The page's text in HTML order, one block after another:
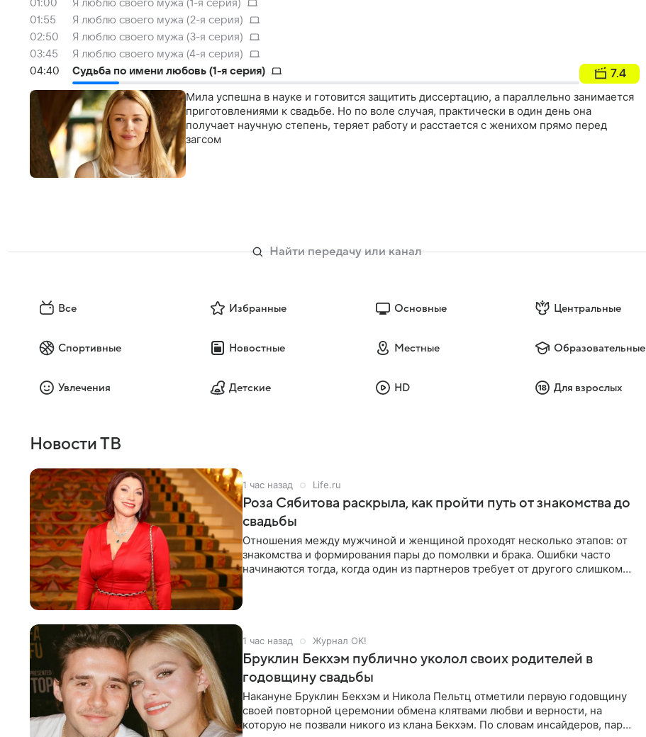
01:00
Я люблю своего мужа (1-я серия)
01:55
Я люблю своего мужа (2-я серия)
02:50
Я люблю своего мужа (3-я серия)
03:45
Я люблю своего мужа (4-я серия)
04:40
Судьба по имени любовь (1-я серия) 7.4
Мила успешна в науке и готовится защитить диссертацию, а параллельно занимается
приготовлениями к свадьбе. Но по воле случая, практически в один день она
получает научную степень, теряет работу и расстается с женихом прямо перед
загсом
Все Избранные Основные Центральные
Спортивные Новостные Местные Образовательные
Увлечения Детские HD Для взрослых
Новости ТВ
1 час назад Life.ru
Роза Сябитова раскрыла, как пройти путь от знакомства до
свадьбы
Отношения между мужчиной и женщиной проходят несколько этапов: от
знакомства и формирования пары до помолвки и брака. Ошибки часто
начинаются тогда, когда один из партнеров требует от другого слишком
1 час назад Журнал OK!
Бруклин Бекхэм публично уколол своих родителей в
годовщину свадьбы
Накануне Бруклин Бекхэм и Никола Пельтц отметили первую годовщину
своей повторной церемонии обмена клятвами любви и верности, на
которую не позвали никого из клана Бекхэм. По словам инсайдеров, пара